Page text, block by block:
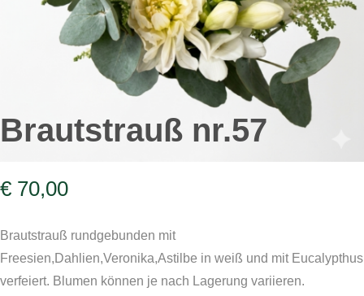
Brautstrauß nr.57
€ 70,00
Brautstrauß rundgebunden mit
Freesien,Dahlien,Veronika,Astilbe in weiß und mit Eucalypthus
verfeiert. Blumen können je nach Lagerung variieren.